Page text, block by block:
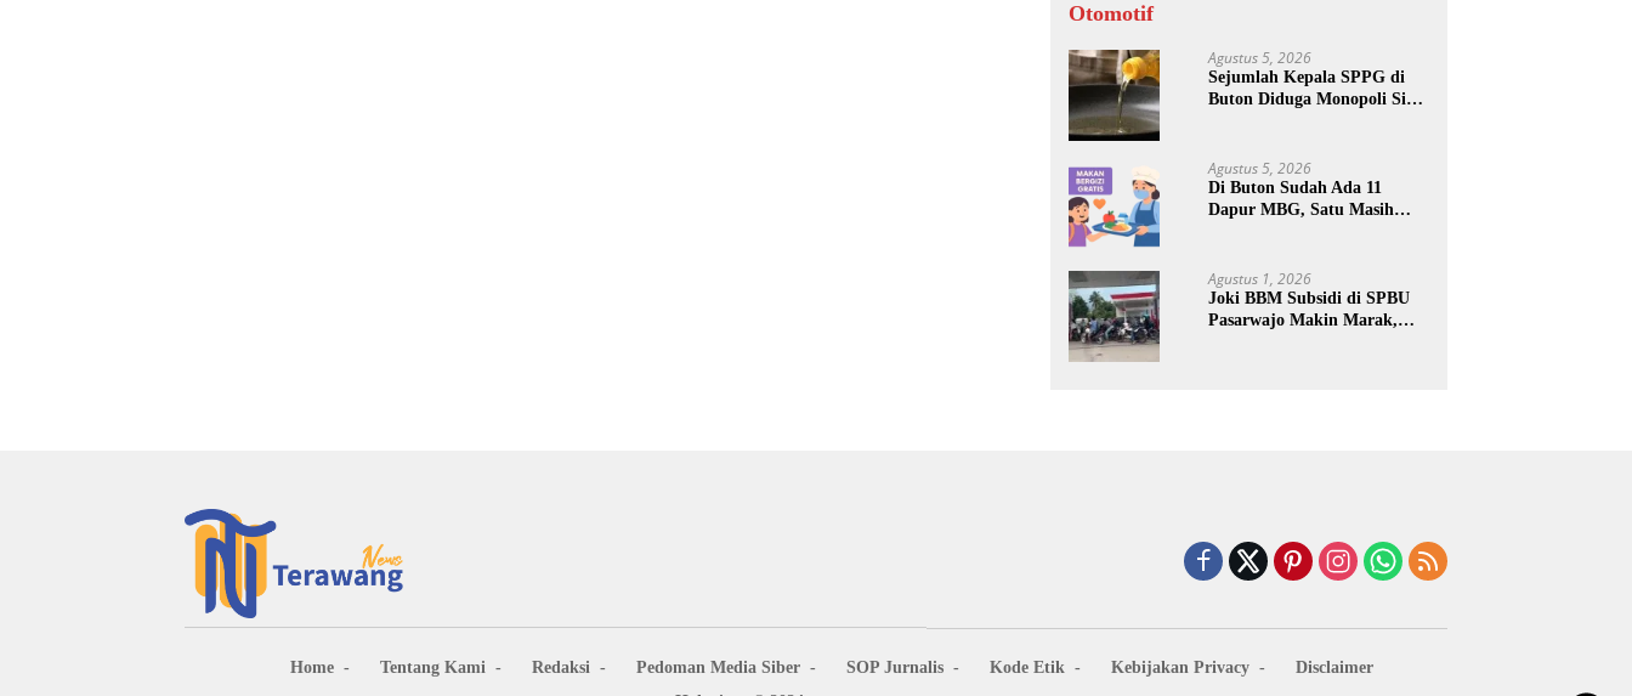
Otomotif
Agustus 5, 2026
Sejumlah Kepala SPPG di
Buton Diduga Monopoli Sisa
Keuntungan Pribadi
Agustus 5, 2026
Di Buton Sudah Ada 11
Dapur MBG, Satu Masih
Agustus 1, 2026
Joki BBM Subsidi di SPBU
Pasarwajo Makin Marak,
Home Tentang Kami Redaksi Pedoman Media Siber SOP Jurnalis Kode Etik Kebijakan Privacy
Disclaimer